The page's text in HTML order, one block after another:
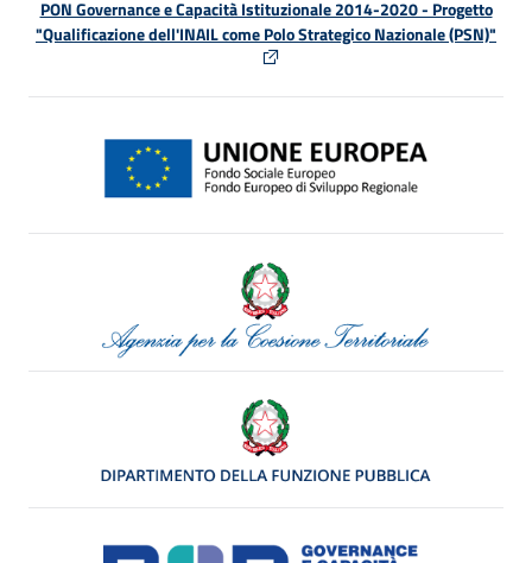
PON Governance e Capacità Istituzionale 2014-2020 - Progetto
"Qualificazione dell'INAIL come Polo Strategico Nazionale (PSN)"